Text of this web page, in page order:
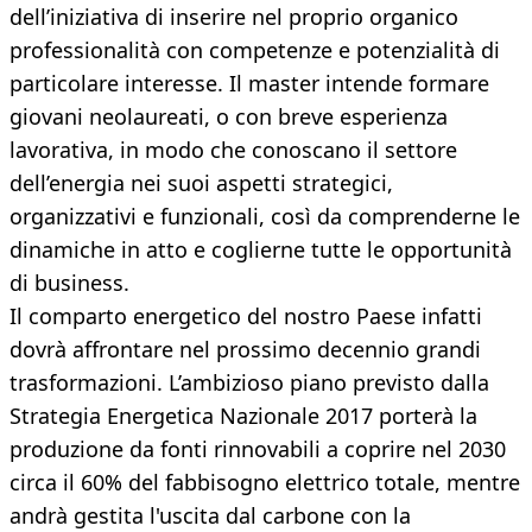
dell’iniziativa di inserire nel proprio organico
professionalità con competenze e potenzialità di
particolare interesse. Il master intende formare
giovani neolaureati, o con breve esperienza
lavorativa, in modo che conoscano il settore
dell’energia nei suoi aspetti strategici,
organizzativi e funzionali, così da comprenderne le
dinamiche in atto e coglierne tutte le opportunità
di business.
Il comparto energetico del nostro Paese infatti
dovrà affrontare nel prossimo decennio grandi
trasformazioni. L’ambizioso piano previsto dalla
Strategia Energetica Nazionale 2017 porterà la
produzione da fonti rinnovabili a coprire nel 2030
circa il 60% del fabbisogno elettrico totale, mentre
andrà gestita l'uscita dal carbone con la